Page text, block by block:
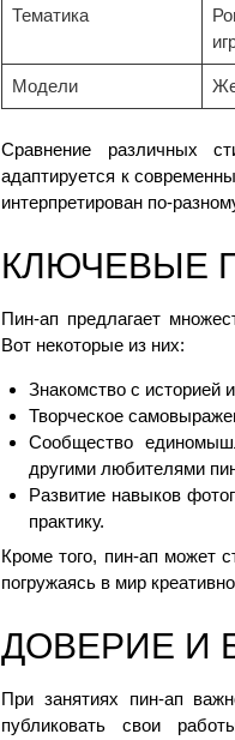
Тематика
Модели
Сравнение различных
адаптируется к
интерпретирован по-
КЛЮЧЕВЫЕ
Пин-ап предлагает
Вот некоторые из них:
Знакомство с историей
Творческое
Сообщество
другими любителями
Развитие навыков
практику.
Кроме того, пин-ап может
погружаясь в мир
ДОВЕРИЕ И
При занятиях пин-ап
публиковать свои